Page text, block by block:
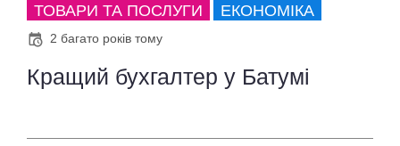
ТОВАРИ ТА ПОСЛУГИ ЕКОНОМІКА
2 багато років тому
Кращий бухгалтер у Батумі